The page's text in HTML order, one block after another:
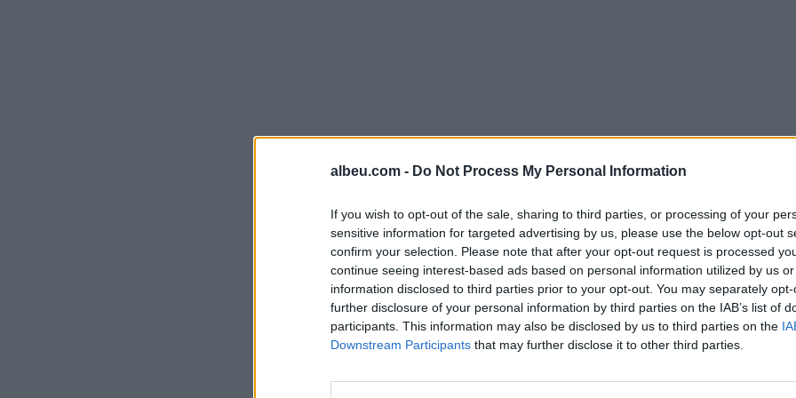
albeu.com - Do Not Process My Personal Information
If you wish to opt-out of the sale, sharing to third parties, or processing of your
sensitive information for targeted advertising by us, please use the below opt-out
confirm your selection. Please note that after your opt-out request is processed
continue seeing interest-based ads based on personal information utilized by us
information disclosed to third parties prior to your opt-out. You may separately
further disclosure of your personal information by third parties on the IAB’s list of
participants. This information may also be disclosed by us to third parties on the
Downstream Participants that may further disclose it to other third parties.